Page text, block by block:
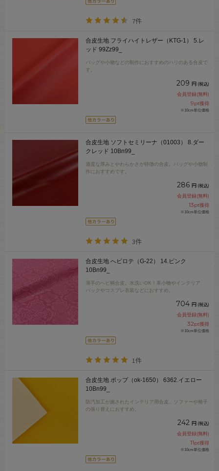
7件
合皮生地 フライハイトレザー（KTG-1） 5.レ
ッド 99Zz99_
バッグや小物などの制作におすすめのハリのある合皮で
す。
209 円 (税込)
会員登録(無料)
9pt獲得
※10cm単位価格
合皮生地 ソフトセミリーナ（01003） 8.ダー
クレッド 10Bn99_
適度な厚みとやわらかさが特徴の合皮。バッグや小物制
作におすすめです。
286 円 (税込)
会員登録(無料)
13pt獲得
※10cm単位価格
3件
合皮生地 へビロテ（G-22） 14.ピンク
10Bn99_
薄手のヘビ柄合皮。水洗いOK！革小物やインテリア、
バックやコスプレ衣装などにおすすめ。
704 円 (税込)
会員登録(無料)
32pt獲得
※10cm単位価格
1件
合皮生地 ポップ（ok-1650） 6362.イエロー
10Bn99_
防汚加工が施されたインテリア用合皮。ソファーや椅子
の張り替えにおすすめ。
242 円 (税込)
会員登録(無料)
11pt獲得
※10cm単位価格